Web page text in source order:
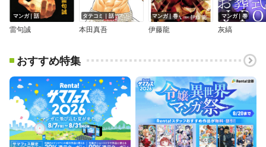
マンガ｜話
雷句誠
タテコミ｜話
本田真吾
マンガ｜巻
伊藤龍
マンガ｜巻
灰縞
おすすめ特集